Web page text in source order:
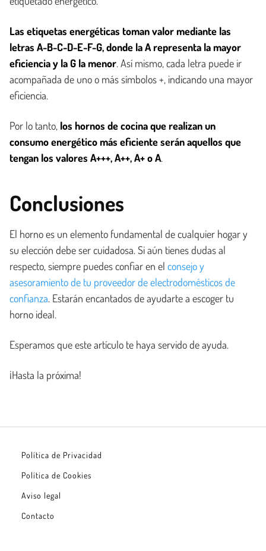
Las etiquetas energéticas toman valor mediante las
letras A-B-C-D-E-F-G, donde la A representa la mayor
eficiencia y la G la menor. Así mismo, cada letra puede ir
acompañada de uno o más símbolos +, indicando una mayor
eficiencia.
Por lo tanto, los hornos de cocina que realizan un
consumo energético más eficiente serán aquellos que
tengan los valores A+++, A++, A+ o A.
Conclusiones
El horno es un elemento fundamental de cualquier hogar y
su elección debe ser cuidadosa. Si aún tienes dudas al
respecto, siempre puedes confiar en el consejo y
asesoramiento de tu proveedor de electrodomésticos de
confianza. Estarán encantados de ayudarte a escoger tu
horno ideal.
Esperamos que este artículo te haya servido de ayuda.
¡Hasta la próxima!
Política de Privacidad
Política de Cookies
Aviso legal
Contacto